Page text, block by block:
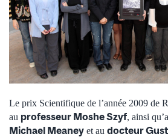
Le prix Scientifique de l’année 2009 de
au professeur Moshe Szyf, ainsi
Michael Meaney et au docteur